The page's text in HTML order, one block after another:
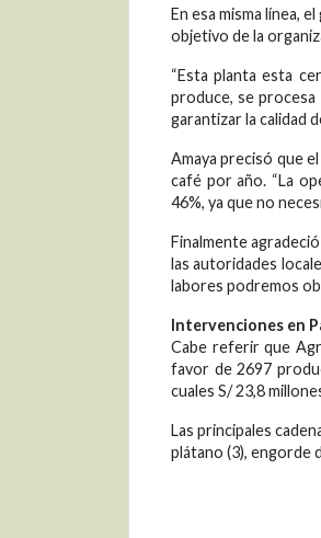
En esa misma línea,
objetivo de la
“Esta planta esta
produce, se procesa
garantizar la calidad
Amaya precisó que
café por año. “La
46%, ya que no
Finalmente
las autoridades
labores podremos
Intervenciones en
Cabe referir que
favor de 2697
cuales S/ 23,8
Las principales
plátano (3), engorde